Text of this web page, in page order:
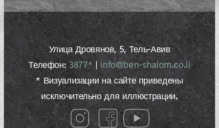
Улица Дровянов, 5, Тель-Авив
Телефон:3877* | info@ben-shalom.co.il
* Визуализации на сайте приведены
исключительно для иллюстрации.